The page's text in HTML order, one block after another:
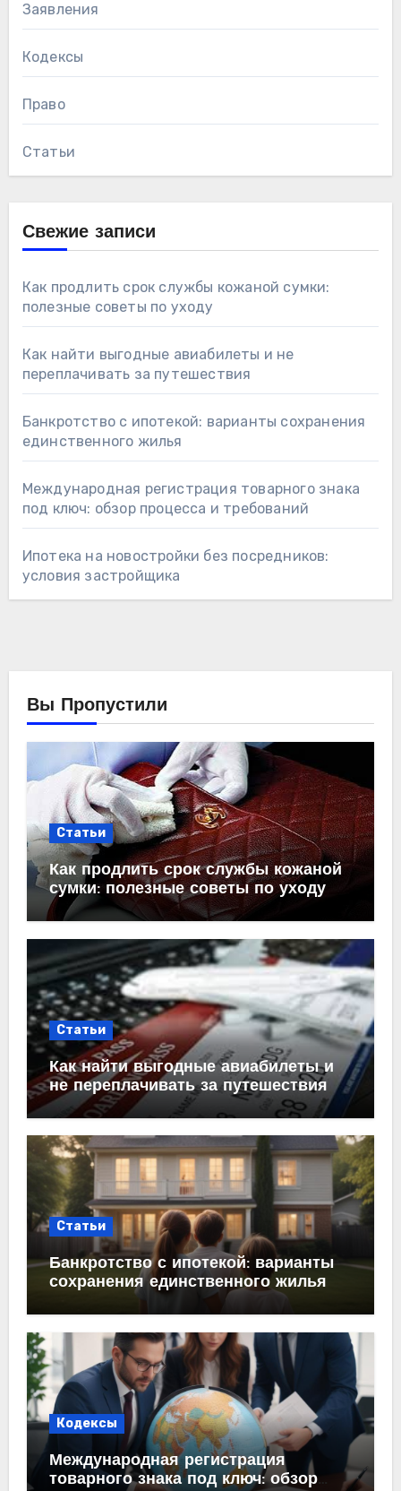
Заявления
Кодексы
Право
Статьи
Свежие записи
Как продлить срок службы кожаной сумки:
полезные советы по уходу
Как найти выгодные авиабилеты и не
переплачивать за путешествия
Банкротство с ипотекой: варианты сохранения
единственного жилья
Международная регистрация товарного знака
под ключ: обзор процесса и требований
Ипотека на новостройки без посредников:
условия застройщика
Вы Пропустили
Статьи
Как продлить срок службы кожаной
сумки: полезные советы по уходу
Статьи
Как найти выгодные авиабилеты и
не переплачивать за путешествия
Статьи
Банкротство с ипотекой: варианты
сохранения единственного жилья
Кодексы
Международная регистрация
товарного знака под ключ: обзор